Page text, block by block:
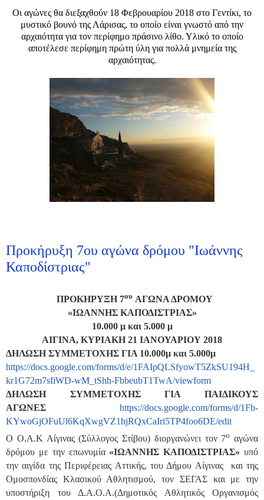
Οι αγώνες θα διεξαχθούν 18 Φεβρουαρίου 2018 στο Γεντίκι, το
μυστικό βουνό της Λάρισας, το οποίο είναι γνωστό από την
αρχαιότητα για τον περίφημο πράσινο λίθο. Υλικό το οποίο
αποτέλεσε περίφημη πρώτη ύλη για πολλά μνημεία της
αρχαιότητας.
Προκήρυξη 7ου αγώνα δρόμου "Ιωάννης
Καποδίστριας"
ΠΡΟΚΗΡΥΞΗ 7ουΑΓΩΝΑ ΔΡΟΜΟΥ
«ΙΩΑΝΝΗΣ ΚΑΠΟΔΙΣΤΡΙΑΣ»
10.000 μ και 5.000 μ
ΑΙΓΙΝΑ, ΚΥΡΙΑΚΗ 21 ΙΑΝΟΥΑΡΙΟΥ 2018
ΔΗΛΩΣΗ ΣΥΜΜΕΤΟΧΗΣ ΓΙΑ 10.000μ και 5.000μ
https://docs.google.com/forms/d/e/1FAIpQLSfyowT5ZkSU194H_
kr1G72m7sIiWD-wM_tShh-FbbeubT1TwA/viewform
ΔΗΛΩΣΗ ΣΥΜΜΕΤΟΧΗΣ ΓΙΑ ΠΑΙΔΙΚΟΥΣ
ΑΓΩΝΕΣ https://docs.google.com/forms/d/1Fb-
KYwoGjOFuUl6KqXwgVZ1hjRQxCaIri5TP4foo6DE/edit
Ο Ο.Α.Κ Αίγινας (Σύλλογος Στίβου) διοργανώνει τον 7ο αγώνα
δρόμου με την επωνυμία «ΙΩΑΝΝΗΣ ΚΑΠΟΔΙΣΤΡΙΑΣ»υπό
την αιγίδα της Περιφέρειας Αττικής, του Δήμου Αίγινας και της
Ομοσπονδίας Κλασικού Αθλητισμού, τον ΣΕΓΑΣ και με την
υποστήριξη του Δ.Α.Ο.Α.(Δημοτικός Αθλητικός Οργανισμός